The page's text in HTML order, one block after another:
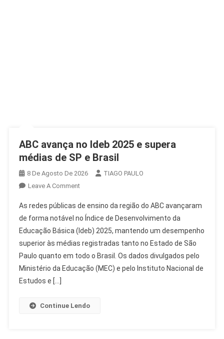
ABC avança no Ideb 2025 e supera
médias de SP e Brasil
8 De Agosto De 2026
TIAGO PAULO
Leave A CommentOn
Avança
No
Ideb
2025
E
Supera
As redes públicas de ensino da região do ABC avançaram
de forma notável no Índice de Desenvolvimento da
Educação Básica (Ideb) 2025, mantendo um desempenho
superior às médias registradas tanto no Estado de São
Paulo quanto em todo o Brasil. Os dados divulgados pelo
Ministério da Educação (MEC) e pelo Instituto Nacional de
Estudos e […]
Continue Lendo